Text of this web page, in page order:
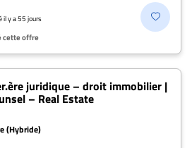
il y a 55 jours
cette offre
juridique – droit immobilier |
– Real Estate
(Hybride)